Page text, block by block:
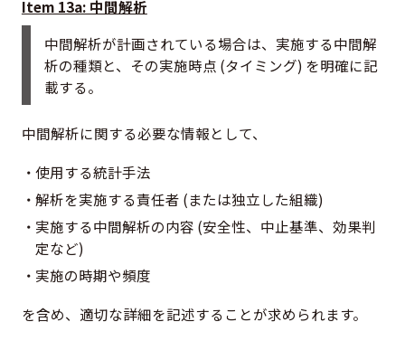
Item 13a: 中間解析
中間解析が計画されている場合は、実施する中間解
析の種類と、その実施時点 (タイミング) を明確に記
載する。
中間解析に関する必要な情報として、
使用する統計手法
解析を実施する責任者 (または独立した組織)
実施する中間解析の内容 (安全性、中止基準、効果判
定など)
実施の時期や頻度
を含め、適切な詳細を記述することが求められます。